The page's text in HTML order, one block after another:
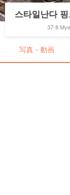
스타일난다
37-8
写真・動画